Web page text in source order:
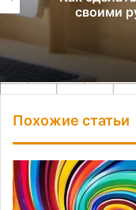
своими
Похожие статьи